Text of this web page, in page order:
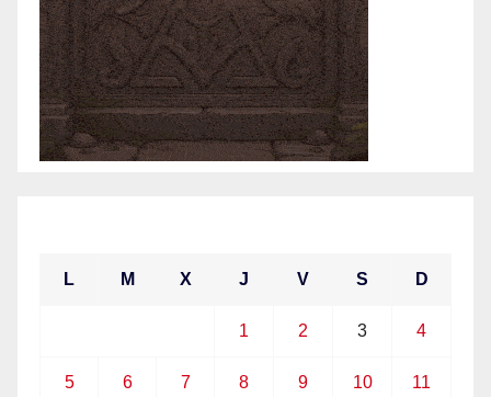
L M X J V S D
1 2 3 4
5 6 7 8 9 10 11